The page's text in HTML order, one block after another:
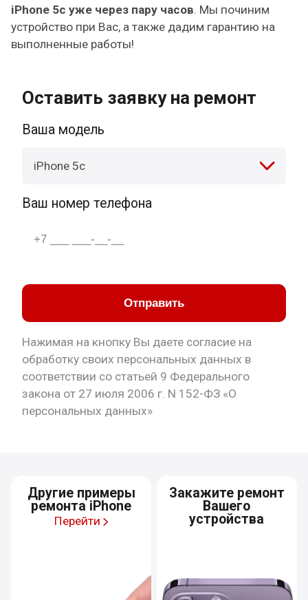
iPhone 5c уже через пару часов . Мы починим
устройство при Вас, а также дадим гарантию на
выполненные работы!
Оставить заявку на ремонт
Ваша модель
iPhone 5c
Ваш номер телефона
Отправить
Нажимая на кнопку Вы даете согласие на
обработку своих персональных данных в
соответствии со статьей 9 Федерального
закона от 27 июля 2006 г. N 152-ФЗ «О
персональных данных»
Другие примеры
ремонта iPhone
Перейти
Закажите ремонт
Вашего
устройства